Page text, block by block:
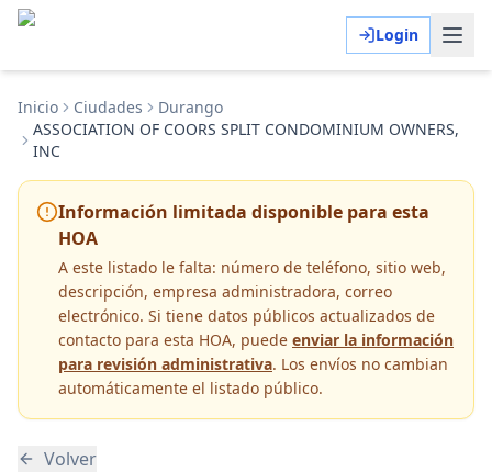
Login
Inicio Ciudades
Durango
ASSOCIATION OF COORS SPLIT CONDOMINIUM OWNERS,
INC
Información limitada disponible para esta
HOA
A este listado le falta: número de teléfono, sitio web,
descripción, empresa administradora, correo
electrónico. Si tiene datos públicos actualizados de
contacto para esta HOA, puede enviar la información
para revisión administrativa. Los envíos no cambian
automáticamente el listado público.
Volver